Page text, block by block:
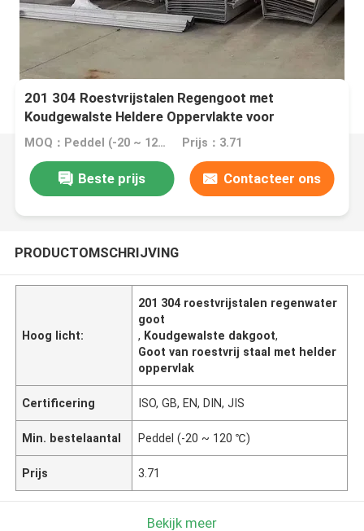
201 304 Roestvrijstalen Regengoot met
Koudgewalste Heldere Oppervlakte voor
Dakafwatering
MOQ：Peddel (-20 ~ 120 ℃) Prijs：3.71
Beste prijs Contacteer ons
PRODUCTOMSCHRIJVING
Hoog licht:
201 304 roestvrijstalen regenwater
goot
, Koudgewalste dakgoot,
Goot van roestvrij staal met helder
oppervlak
Certificering ISO, GB, EN, DIN, JIS
Min. bestelaantal Peddel (-20 ~ 120 ℃)
Prijs 3.71
Bekijk meer